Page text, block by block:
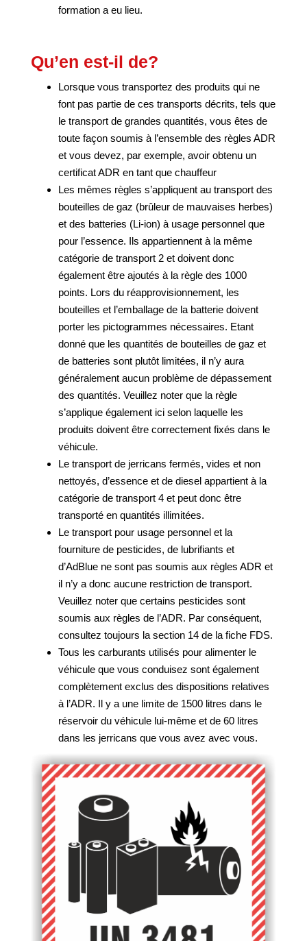
formation a eu lieu.
Qu’en est-il de?
Lorsque vous transportez des produits qui ne
font pas partie de ces transports décrits, tels que
le transport de grandes quantités, vous êtes de
toute façon soumis à l’ensemble des règles ADR
et vous devez, par exemple, avoir obtenu un
certificat ADR en tant que chauffeur
Les mêmes règles s’appliquent au transport des
bouteilles de gaz (brûleur de mauvaises herbes)
et des batteries (Li-ion) à usage personnel que
pour l’essence. Ils appartiennent à la même
catégorie de transport 2 et doivent donc
également être ajoutés à la règle des 1000
points. Lors du réapprovisionnement, les
bouteilles et l’emballage de la batterie doivent
porter les pictogrammes nécessaires. Etant
donné que les quantités de bouteilles de gaz et
de batteries sont plutôt limitées, il n’y aura
généralement aucun problème de dépassement
des quantités. Veuillez noter que la règle
s’applique également ici selon laquelle les
produits doivent être correctement fixés dans le
véhicule.
Le transport de jerricans fermés, vides et non
nettoyés, d’essence et de diesel appartient à la
catégorie de transport 4 et peut donc être
transporté en quantités illimitées.
Le transport pour usage personnel et la
fourniture de pesticides, de lubrifiants et
d’AdBlue ne sont pas soumis aux règles ADR et
il n’y a donc aucune restriction de transport.
Veuillez noter que certains pesticides sont
soumis aux règles de l’ADR. Par conséquent,
consultez toujours la section 14 de la fiche FDS.
Tous les carburants utilisés pour alimenter le
véhicule que vous conduisez sont également
complètement exclus des dispositions relatives
à l’ADR. Il y a une limite de 1500 litres dans le
réservoir du véhicule lui-même et de 60 litres
dans les jerricans que vous avez avec vous.